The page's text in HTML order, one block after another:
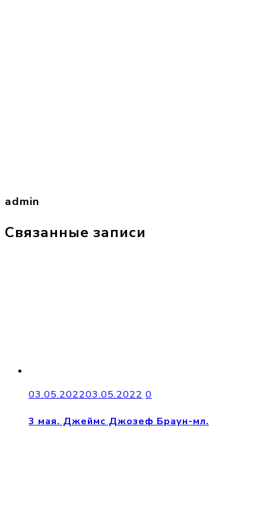
admin
Связанные записи
03.05.202203.05.2022 0
3 мая. Джеймс Джозеф Браун-мл.